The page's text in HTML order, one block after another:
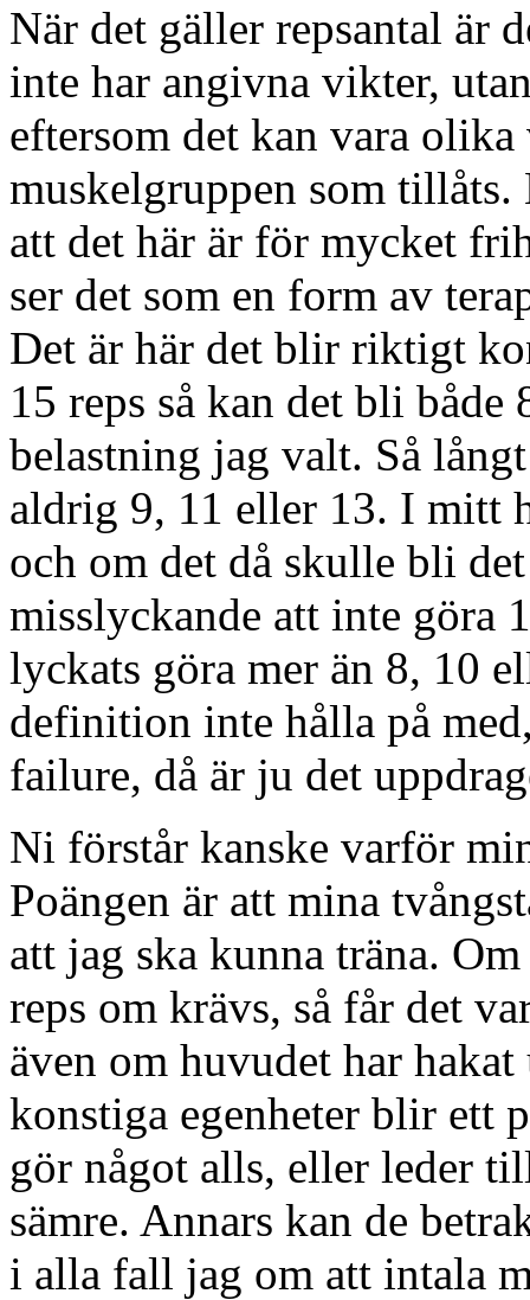
När det gäller repsantal är
inte har angivna vikter,
eftersom det kan vara
muskelgruppen som
att det här är för mycket
ser det som en form av
Det är här det blir riktigt
15 reps så kan det bli
belastning jag valt. Så
aldrig 9, 11 eller 13. I mitt
och om det då skulle bli
misslyckande att inte göra
lyckats göra mer än 8, 10
definition inte hålla på
failure, då är ju det
Ni förstår kanske varför
Poängen är att mina
att jag ska kunna träna.
reps om krävs, så får det
även om huvudet har
konstiga egenheter blir ett
gör något alls, eller leder
sämre. Annars kan de
i alla fall jag om att intala